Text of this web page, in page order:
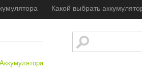
Какой выбрать